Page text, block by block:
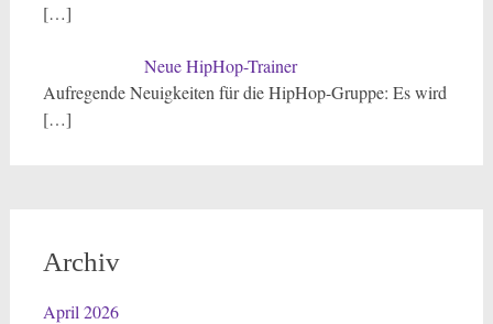
[…]
Neue HipHop-Trainer
Aufregende Neuigkeiten für die HipHop-Gruppe: Es wird
[…]
Archiv
April 2026